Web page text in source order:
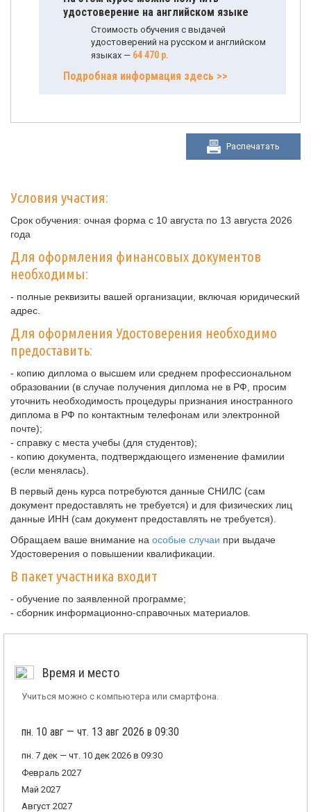
удостоверение на английском языке
Стоимость обучения с выдачей
удостоверений на русском и английском
языках — 64 470 р.
Подробная информация здесь >>
Распечатать
Условия участия:
Срок обучения: очная форма с 10 августа по 13 августа 2026
года
Для оформления финансовых документов
необходимы:
- полные реквизиты вашей организации, включая юридический
адрес.
Для оформления Удостоверения необходимо
предоставить:
- копию диплома о высшем или среднем профессиональном
образовании (в случае получения диплома не в РФ, просим
уточнить необходимость процедуры признания иностранного
диплома в РФ по контактным телефонам или электронной
почте);
- справку с места учебы (для студентов);
- копию документа, подтверждающего изменение фамилии
(если менялась).
В первый день курса потребуются данные СНИЛС (сам
документ предоставлять не требуется) и для физических лиц
данные ИНН (сам документ предоставлять не требуется).
Обращаем ваше внимание на особые случаи при выдаче
Удостоверения о повышении квалификации.
В пакет участника входит
- обучение по заявленной программе;
- сборник информационно-справочных материалов.
Время и место
Учиться можно с компьютера или смартфона.
пн. 10 авг — чт. 13 авг 2026 в 09:30
пн. 7 дек — чт. 10 дек 2026 в 09:30
Февраль 2027
Май 2027
Август 2027